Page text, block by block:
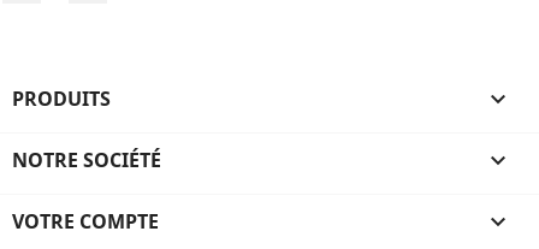
PRODUITS 
NOTRE SOCIÉTÉ 
VOTRE COMPTE 